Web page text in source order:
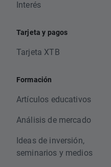
Interés
Tarjeta y pagos
Tarjeta XTB
Formación
Artículos educativos
Análisis de mercado
Ideas de inversión,
seminarios y medios